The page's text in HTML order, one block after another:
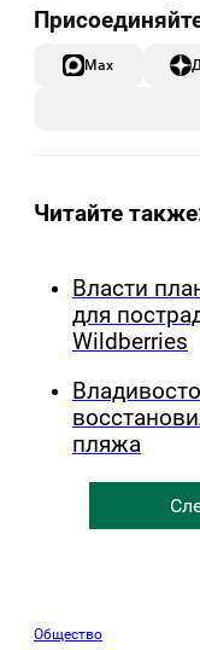
Max
Читайте
Власти
для
Wildberries
пляжа
Общество